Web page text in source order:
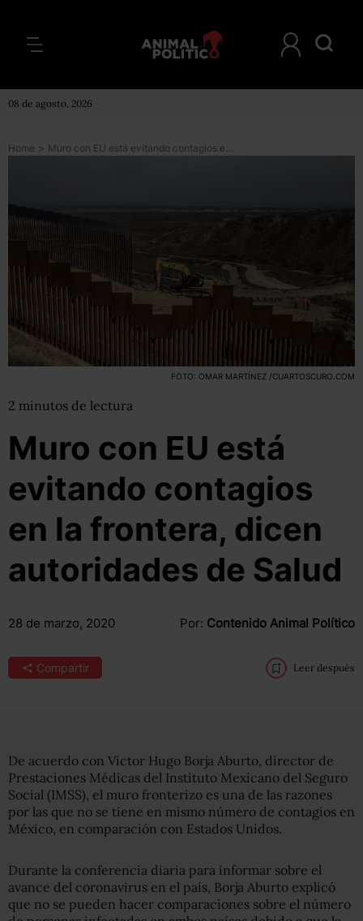
08 de agosto, 2026
Home > Muro con EU está evitando contagios en la frontera, dicen autoridades de Salud
FOTO: OMAR MARTÍNEZ /CUARTOSCURO.COM
2 minutos de lectura
Muro con EU está
evitando contagios
en la frontera, dicen
autoridades de Salud
28 de marzo, 2020 Por: Contenido Animal Político
Compartir Leer después
De acuerdo con Víctor Hugo Borja Aburto, director de
Prestaciones Médicas del Instituto Mexicano del Seguro
Social (IMSS), el muro fronterizo es una de las razones
por las que no se tiene en mismo número de contagios en
México, en comparación con Estados Unidos.
Durante la conferencia diaria para informar sobre el
avance del coronavirus en el país, Borja Aburto explicó
que no se pueden hacer comparaciones sobre el número